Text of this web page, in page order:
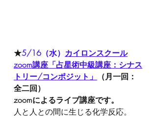
★5/16（水） カイロンスクール
zoom講座「占星術中級講座：シナス
トリー/コンポジット」
（月一回：
全二回）
zoomによるライブ講座です。
人と人との間に生じる化学反応。